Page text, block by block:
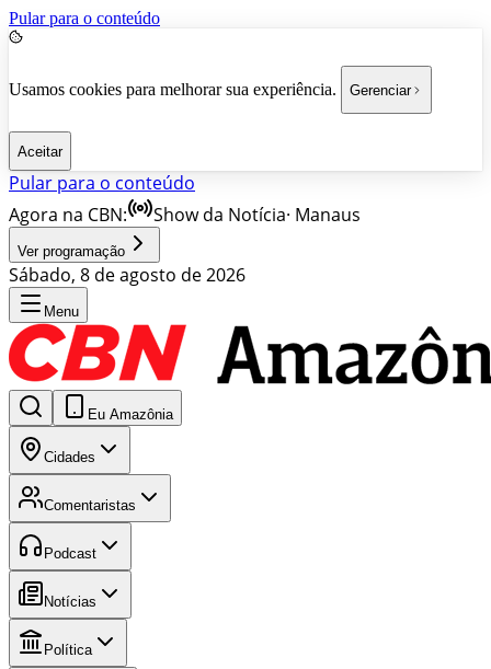
Pular para o conteúdo
Usamos cookies para melhorar sua experiência. Gerenciar
Aceitar
Pular para o conteúdo
Agora na CBN:
Show da Notícia· Manaus
Ver programação
Sábado, 8 de agosto de 2026
Menu
Eu Amazônia
Cidades
Comentaristas
Podcast
Notícias
Política